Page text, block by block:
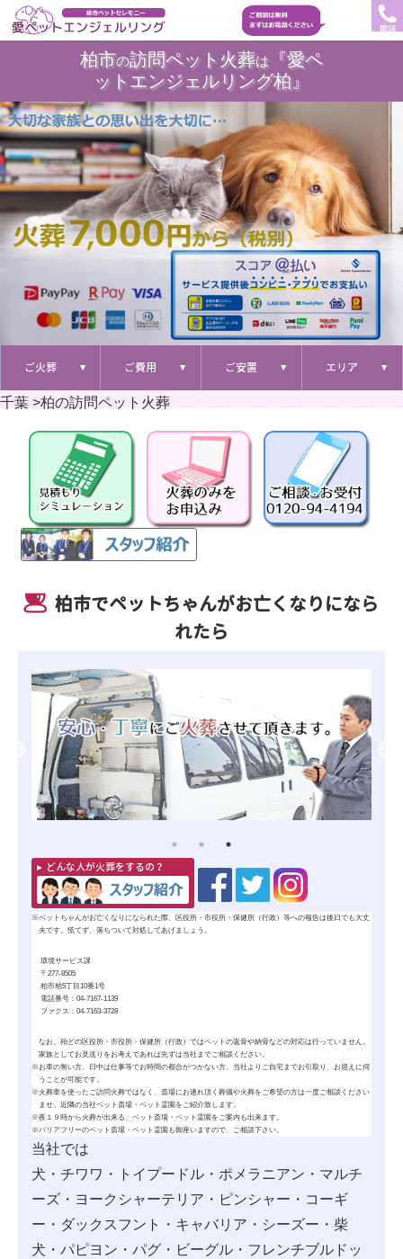
電話
柏市の訪問ペット火葬は
『愛ペ
ットエンジェルリング柏』
ご火葬 ご費用 ご安置 エリア
千葉 >柏の訪問ペット火葬
柏市でペットちゃんがお亡くなりになら
れたら
どんな人が火葬をするの？
※ペットちゃんがお亡くなりになられた際、区役所・市役所・保健所（行政）等への報告は後日でも大丈
夫です。慌てず、落ちついて対処してあげましょう。
環境サービス課
〒277-8505
柏市柏5丁目10番1号
電話番号：04-7167-1139
ファクス：04-7163-3728
なお、殆どの区役所・市役所・保健所（行政）ではペットの返骨や納骨などの対応は行っていません。
家族としてお見送りをお考えであれば先ずは当社までご相談ください。
※お車の無い方、日中は仕事等でお時間の都合がつかない方、当社よりご自宅までお引取り、お迎えに伺
うことが可能です。
※ 火葬車を使ったご訪問火葬ではなく、斎場にお連れ頂く葬儀や火葬をご希望の方は一度ご相談ください
ませ。近隣の当社ペット斎場・ペット霊園をご紹介致します。
※夜１９時から火葬が出来る、ペット斎場・ペット霊園をご案内も出来ます。
※バリアフリーのペット斎場・ペット霊園も御座いますので、ご相談下さい。
当社では
犬・チワワ・トイプードル・ポメラニアン・マルチ
ーズ・ヨークシャーテリア・ピンシャー・コーギ
ー・ダックスフント・キャバリア・シーズー・柴
犬・パピヨン・パグ・ビーグル・フレンチブルドッ